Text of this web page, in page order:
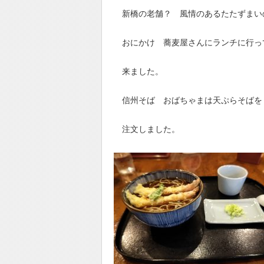
新橋の老舗？ 風情のあるたたずまい
おにかけ 蕎麦屋さんにランチに行っ
来ました。
信州そば おばちゃまは天ぷらそばを
注文しました。